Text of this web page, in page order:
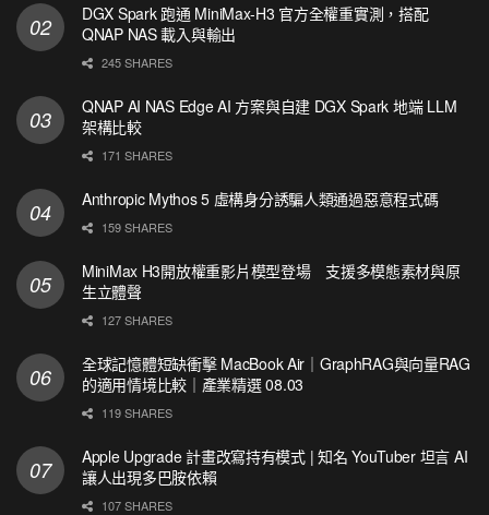
DGX Spark 跑通 MiniMax-H3 官方全權重實測，搭配
QNAP NAS 載入與輸出
245 SHARES
QNAP AI NAS Edge AI 方案與自建 DGX Spark 地端 LLM
架構比較
171 SHARES
Anthropic Mythos 5 虛構身分誘騙人類通過惡意程式碼
159 SHARES
MiniMax H3開放權重影片模型登場 支援多模態素材與原
生立體聲
127 SHARES
全球記憶體短缺衝擊 MacBook Air｜GraphRAG與向量RAG
的適用情境比較｜產業精選 08.03
119 SHARES
Apple Upgrade 計畫改寫持有模式 | 知名 YouTuber 坦言 AI
讓人出現多巴胺依賴
107 SHARES